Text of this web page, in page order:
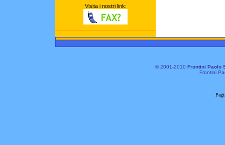
Visita i nostri link:
© 2001-2010 Frontini Paolo
Frontini